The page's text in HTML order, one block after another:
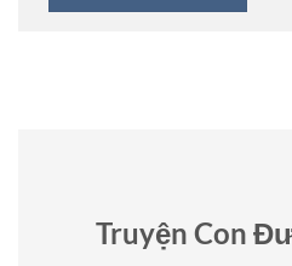
Truyện Con